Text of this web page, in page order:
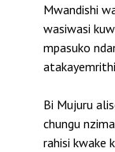
Mwandishi
wasiwasi
mpasuko
Bi Mujuru
chungu
rahisi kwake